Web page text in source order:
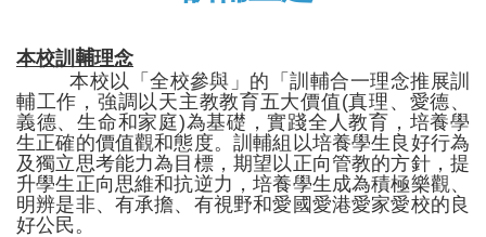
本校訓 輔理念
本校以「全校參與」的「訓輔合一理念推展訓
輔工作，強調以天主教教育五大價值(真理、愛德、
義德、生命和家庭)為基礎，實踐全人教育，培養學
生正確的價值觀和態度。訓輔組以培養學生良好行為
及獨立思考能力為目標，期望以正向管教的方針，提
升學生正向思維和抗逆力，培養學生成為積極樂觀、
明辨是非、有承擔、有視野和愛國愛港愛家愛校的良
好公民。